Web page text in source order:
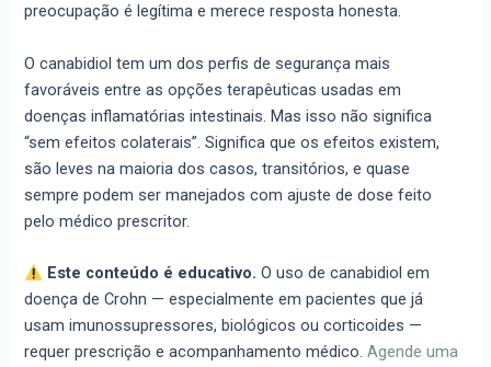
preocupação é legítima e merece resposta honesta.
O canabidiol tem um dos perfis de segurança mais
favoráveis entre as opções terapêuticas usadas em
doenças inflamatórias intestinais. Mas isso não significa
“sem efeitos colaterais”. Significa que os efeitos existem,
são leves na maioria dos casos, transitórios, e quase
sempre podem ser manejados com ajuste de dose feito
pelo médico prescritor.
Este conteúdo é educativo. O uso de canabidiol em
doença de Crohn — especialmente em pacientes que já
usam imunossupressores, biológicos ou corticoides —
requer prescrição e acompanhamento médico.Agende uma